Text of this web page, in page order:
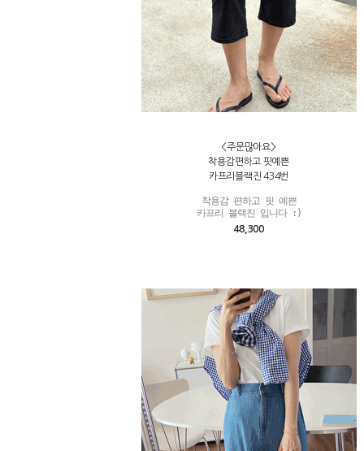
<주문많아요>
착용감편하고 핏예쁜
카프리블랙진 434번
착용감 편하고 핏 예쁜
카프리 블랙진 입니다 :)
48,300